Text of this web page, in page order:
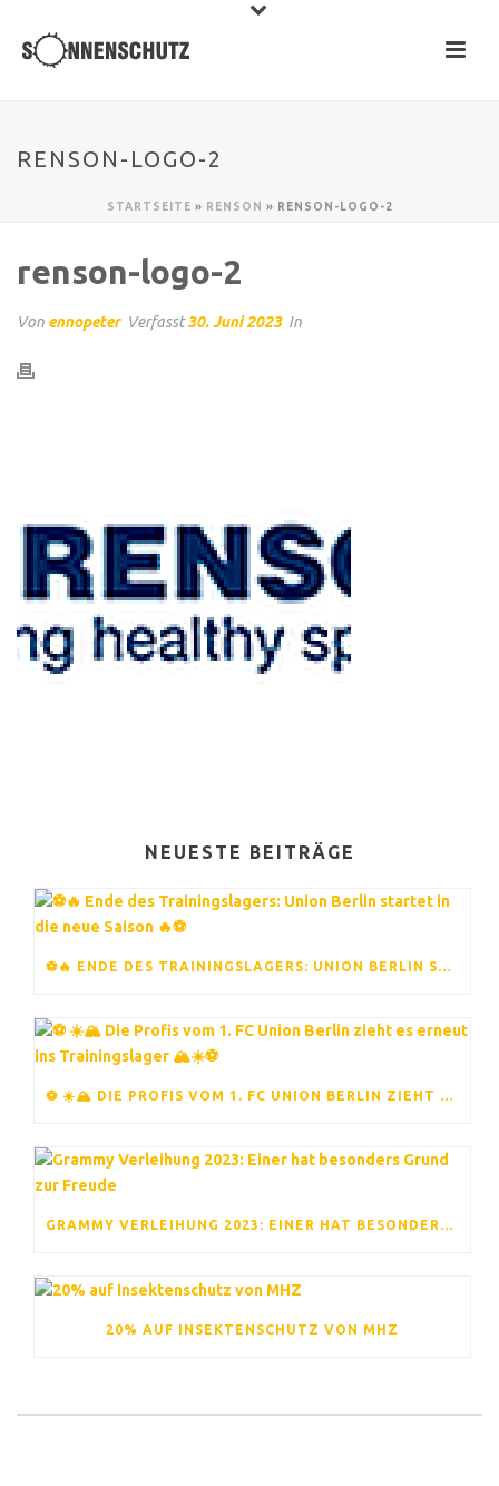
RENSON-LOGO-2
STARTSEITE » RENSON » RENSON-LOGO-2
renson-logo-2
Von ennopeter Verfasst30. Juni 2023 In
NEUESTE BEITRÄGE
⚽️🔥 ENDE DES TRAININGSLAGERS: UNION BERLIN STARTET IN DIE NEUE SAISON 🔥⚽️
⚽ ☀️🏔️ DIE PROFIS VOM 1. FC UNION BERLIN ZIEHT ES ERNEUT INS TRAININGSLAGER 🏔️☀️⚽
GRAMMY VERLEIHUNG 2023: EINER HAT BESONDERS GRUND ZUR FREUDE
20% AUF INSEKTENSCHUTZ VON MHZ